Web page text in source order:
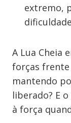
extremo,
A Lua Cheia
forças frente
mantendo
liberado? E
à força